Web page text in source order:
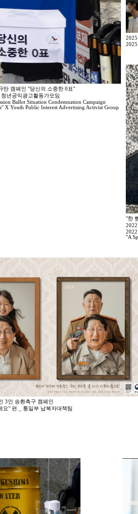
탄 캠페인 "당신의 소중한 0표"
년공익광고활동가모임
Ballot Situation Condemnation Campaign
X Youth Public Interest Advertising Activist Group
2025
"한
"A
3인 송환촉구 캠페인
요" 편 _ 통일부 납북자대책팀